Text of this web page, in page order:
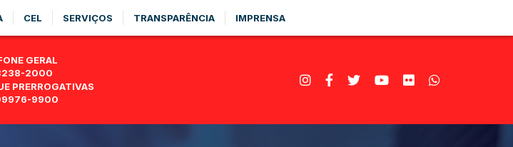
CEL SERVIÇOS TRANSPARÊNCIA IMPRENSA
GERAL
2000
PRERROGATIVAS
9900